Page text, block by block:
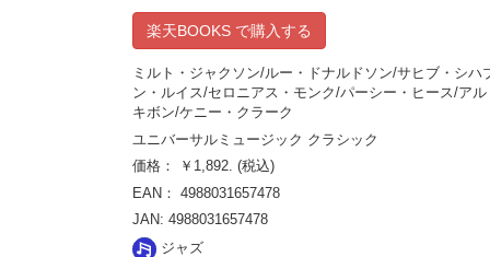
楽天BOOKS で購入する
ミルト・ジャクソン/ルー・ドナルドソン/サヒブ・シハ
ン・ルイス/セロニアス・モンク/パーシー・ヒース/アル
キボン/ケニー・クラーク
ユニバーサルミュージック クラシック
価格： ￥1,892. (税込)
EAN： 4988031657478
JAN: 4988031657478
ジャズ